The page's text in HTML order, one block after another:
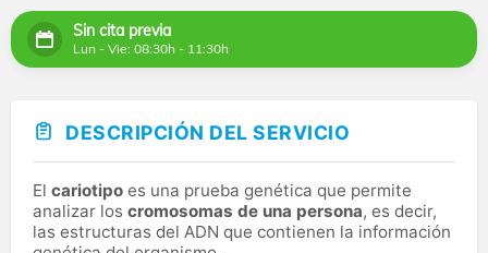
Somos líderes nacionales en servicios, información,
gestión y ejecución de pruebas diagnósticas de análisis
clínicos y anatomía patológica. Además, lideramos la
gestión de laboratorios intra-Hospitalarios en todo el
En nuestros laboratorios realizamos más de 50 millones
de análisis anualmente gracias a la aplicación de los
Sin cita previa
Lun - Vie: 08:30h - 11:30h
DESCRIPCIÓN DEL SERVICIO
El cariotipo es una prueba genética que permite
analizar los cromosomas de una persona, es decir,
las estructuras del ADN que contienen la información